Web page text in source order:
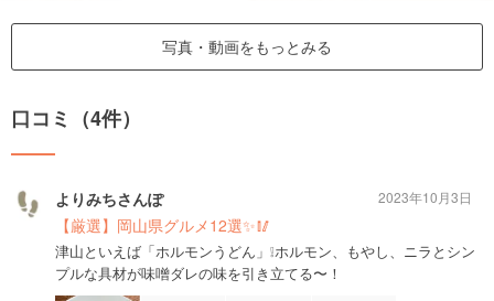
写真・動画をもっとみる
口コミ（4件）
よりみちさんぽ
【厳選】岡山県グルメ12選✨🥢
津山といえば「ホルモンうどん」❕ホルモン、もやし、ニラとシン
プルな具材が味噌ダレの味を引き立てる〜！
2023年10月3日